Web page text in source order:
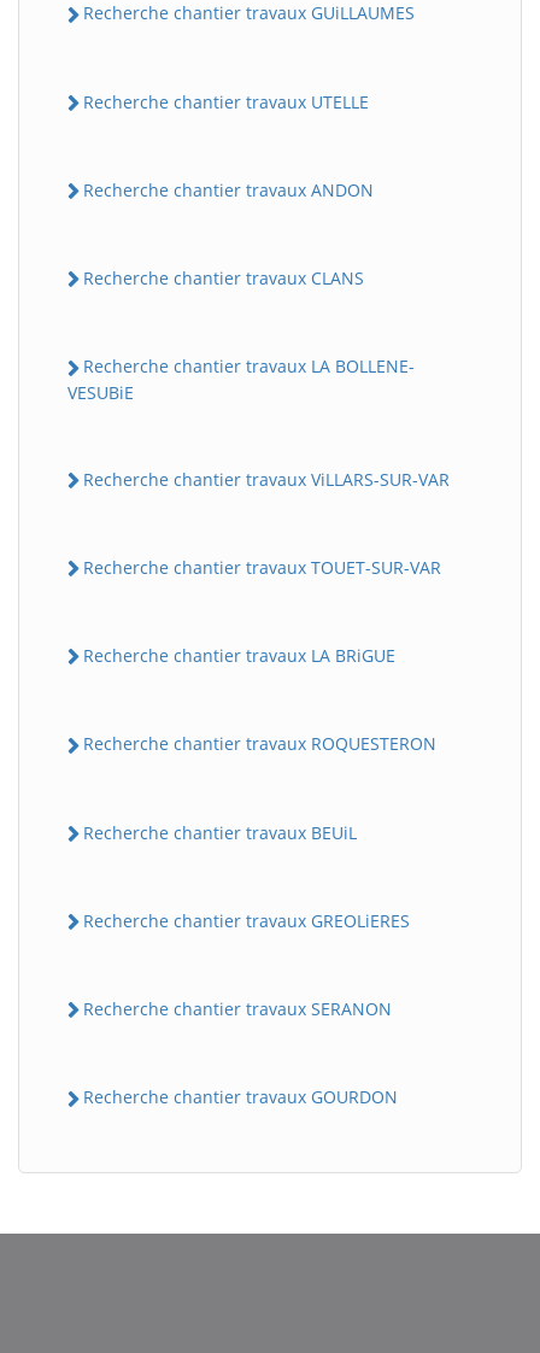
Recherche chantier travaux GUiLLAUMES
Recherche chantier travaux UTELLE
Recherche chantier travaux ANDON
Recherche chantier travaux CLANS
Recherche chantier travaux LA BOLLENE-
VESUBiE
Recherche chantier travaux ViLLARS-SUR-VAR
Recherche chantier travaux TOUET-SUR-VAR
Recherche chantier travaux LA BRiGUE
Recherche chantier travaux ROQUESTERON
Recherche chantier travaux BEUiL
Recherche chantier travaux GREOLiERES
Recherche chantier travaux SERANON
Recherche chantier travaux GOURDON
B BatiWebPro